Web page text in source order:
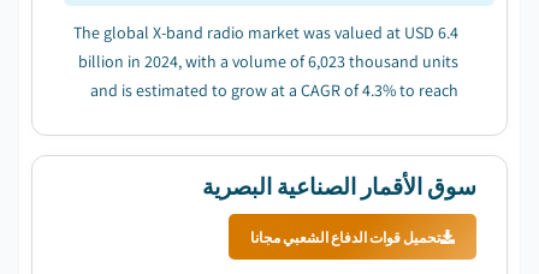
The global X-band radio market was valued at USD 6.4
billion in 2024, with a volume of 6,023 thousand units
and is estimated to grow at a CAGR of 4.3% to reach
سوق الأقمار الصناعية البصرية
تحميل قوات الدفاع الشعبي مجانا